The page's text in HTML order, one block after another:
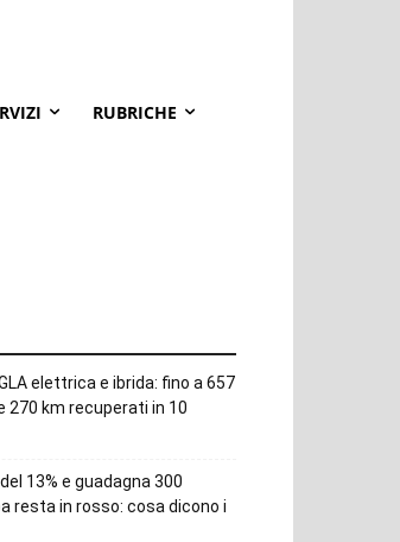
RUBRICHE
elettrica e ibrida: fino a 657
270 km recuperati in 10
13% e guadagna 300
resta in rosso: cosa dicono i